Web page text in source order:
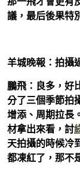
議，最后後果特
羊城晚報：拍攝
鵬飛： 良多，好
分了三個季節拍
增添、周期拉長
材拿出來看，討
天拍攝的時候冷
都凍紅了，那不